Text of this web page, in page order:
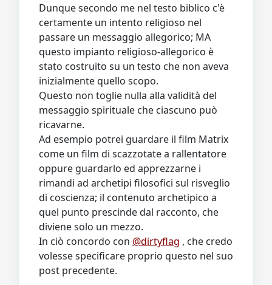
Dunque secondo me nel testo biblico c'è
certamente un intento religioso nel
passare un messaggio allegorico; MA
questo impianto religioso-allegorico è
stato costruito su un testo che non aveva
inizialmente quello scopo.
Questo non toglie nulla alla validità del
messaggio spirituale che ciascuno può
ricavarne.
Ad esempio potrei guardare il film Matrix
come un film di scazzotate a rallentatore
oppure guardarlo ed apprezzarne i
rimandi ad archetipi filosofici sul risveglio
di coscienza; il contenuto archetipico a
quel punto prescinde dal racconto, che
diviene solo un mezzo.
In ciò concordo con @dirtyflag , che credo
volesse specificare proprio questo nel suo
post precedente.